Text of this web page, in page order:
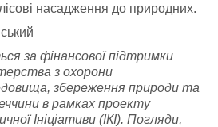
насадження до природних.
за фінансової підтримки
з охорони
збереження природи та
в рамках проекту
Ініціативи (ІКІ). Погляди,